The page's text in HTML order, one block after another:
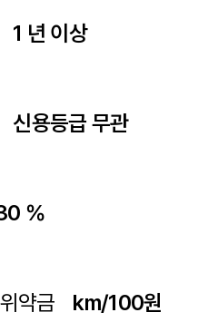
1 년 이상
신용등급 무관
%
약금 km/100원